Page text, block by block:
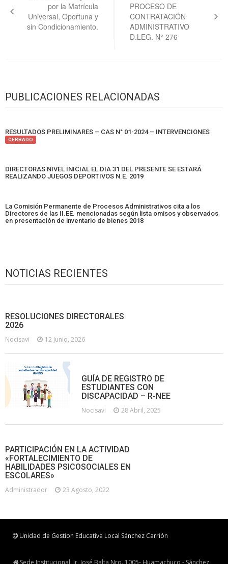
entradaspor la Matrícula
Universal, Oportuna y
sin Condicionamiento.
PROCESO DE
CONTRATACIÓN
ADMINISTRATIVO
D.LEG. N° 276
PUBLICACIONES RELACIONADAS
RESULTADOS PRELIMINARES – CAS N° 01-2024 – INTERVENCIONES
CERRADO
DIRECTORAS NIVEL INICIAL EL DIA 31 DEL PRESENTE SE ESTARÁ
REALIZANDO JUEGOS DEPORTIVOS N.E. 2019
La Comisión Permanente de Procesos Administrativos cita a los
Directores de las II.EE. mencionadas según lista omisos y observados
en presentación de inventario de bienes 2018
NOTICIAS RECIENTES
RESOLUCIONES DIRECTORALES
2026
Nocisavi 12 Junio, 2026
GUÍA DE REGISTRO DE
ESTUDIANTES CON
DISCAPACIDAD – R-NEE
Nocisavi 28 Abril, 2025
PARTICIPACIÓN EN LA ACTIVIDAD
«FORTALECIMIENTO DE
HABILIDADES PSICOSOCIALES EN
ESCOLARES»
Administrador 23 Agosto, 2022
Unidad de Gestion Educativa Local Sánchez Carrión
Sede Institucional: Jr. José Balta Nro. 1005- Huamachuco - Sánchez